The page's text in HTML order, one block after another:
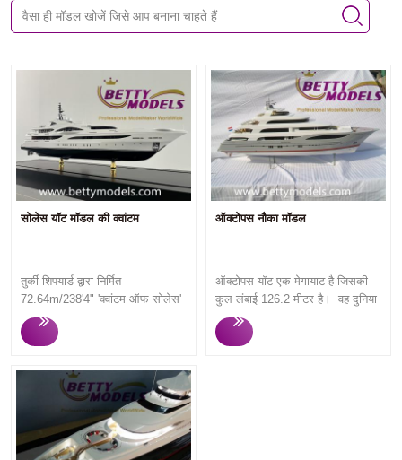
सोलेस यॉट मॉडल की क्वांटम
तुर्की शिपयार्ड द्वारा निर्मित
72.64m/238'4" 'क्वांटम ऑफ सोलेस'
मोटर नौका। 2012 में निर्मित, क्वांटम
ऑफ सोलेस को विश्व स्तरीय लक्जरी
किया गया है, जो विशाल रहने वाले क्षेत्रों
और शानदार सुविधाओं की पेशकश करता
है, वह एक स्पा, एलिवेटर, अंडरवाटर
लाइट्स, बीच क्लब और जिम से
सुसज्जित है। स्टील के पतवार और
ऑक्टोपस नौका मॉडल
ऑक्टोपस यॉट एक मेगायाट है जिसकी
कुल लंबाई 126.2 मीटर है। वह दुनिया
की सबसे बड़ी नौकाओं में से एक है
बेट्टी मॉडल केवल उच्च गुणवत्ता वाले